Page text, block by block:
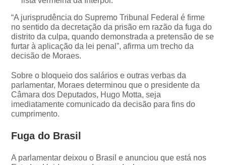
“A jurisprudência do Supremo Tribunal Federal é firme
no sentido da decretação da prisão em razão da fuga do
distrito da culpa, quando demonstrada a pretensão de se
furtar à aplicação da lei penal”, afirma um trecho da
decisão de Moraes.
Sobre o bloqueio dos salários e outras verbas da
parlamentar, Moraes determinou que o presidente da
Câmara dos Deputados, Hugo Motta, seja
imediatamente comunicado da decisão para fins do
cumprimento.
Fuga do Brasil
A parlamentar deixou o Brasil e anunciou que está nos